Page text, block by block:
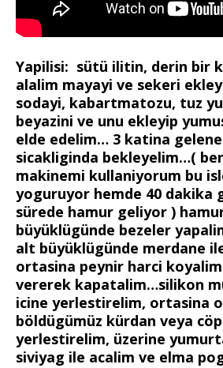
Yapilisi: sütü ilitin, derin bir
alalim mayayi ve sekeri
sodayi, kabartmatozu, tuz
beyazini ve unu ekleyip
elde edelim… 3 katina
sicakliginda bekleyelim…(
makinemi kullaniyorum bu
yoguruyor hemde 40 dakika
sürede hamur geliyor )
büyüklügünde bezeler
alt büyüklügünde merdane
ortasina peynir harci
vererek kapatalim…silikon
icine yerlestirelim, ortasina
böldügümüz kürdan veya
yerlestirelim, üzerine
siviyag ile acalim ve elma